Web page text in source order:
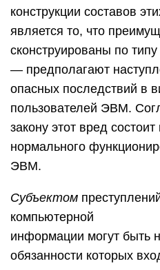
конструкции составов
является то, что
сконструированы по типу
— предполагают
опасных последствий в
пользователей ЭВМ.
закону этот вред
нормального
ЭВМ.
Субъектом
компьютерной
информации могут быть
обязанности которых